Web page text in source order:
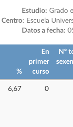
Estudio: Grado
Centro: Escuela
Datos a fecha:
%
En
primer
curso
Nº
6,67 0